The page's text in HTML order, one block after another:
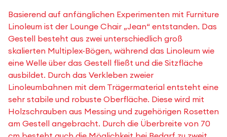
Basierend auf anfänglichen Experimenten mit Furniture
Linoleum ist der Lounge Chair „Jean“ entstanden. Das
Gestell besteht aus zwei unterschiedlich groß
skalierten Multiplex-Bögen, während das Linoleum wie
eine Welle über das Gestell fließt und die Sitzfläche
ausbildet. Durch das Verkleben zweier
Linoleumbahnen mit dem Trägermaterial entsteht eine
sehr stabile und robuste Oberfläche. Diese wird mit
Holzschrauben aus Messing und zugehörigen Rosetten
am Gestell angebracht. Durch die Überbreite von 70